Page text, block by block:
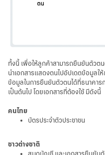
ทั้งนี้ เพื่อให้ลูกค้าสามารถยืนยันตัวต
นำเอกสารแสดงตนไปอัปเดตข้อมูลใ
ข้อมูลในการยืนยันตัวตนได้ที่ธนาคาร
เป็นต้นไป โดยเอกสารที่ต้องใช้ มีดังนี้
คนไทย
บัตรประจำตัวประชาชน
ชาวต่างชาติ